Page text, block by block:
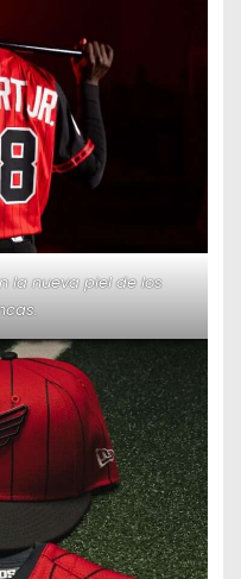
la nueva piel de los